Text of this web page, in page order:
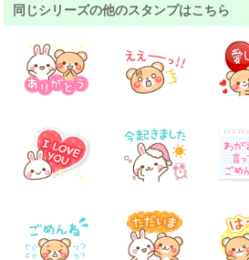
同じシリーズの他のスタンプはこちら